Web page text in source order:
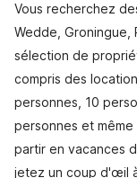
Vous recherchez
Wedde, Groningue,
sélection de
compris des
personnes, 10
personnes et
partir en vacances
jetez un coup d'œil